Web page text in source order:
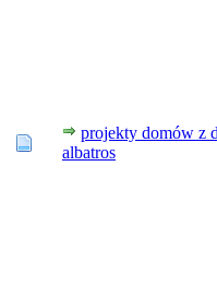
projekty domów z
albatros